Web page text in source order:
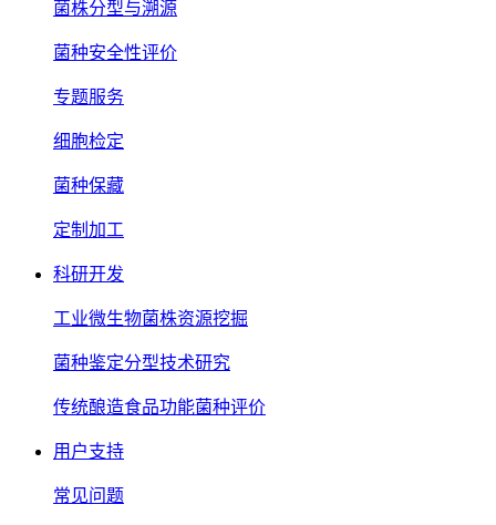
菌株分型与溯源
菌种安全性评价
专题服务
细胞检定
菌种保藏
定制加工
科研开发
工业微生物菌株资源挖掘
菌种鉴定分型技术研究
传统酿造食品功能菌种评价
用户支持
常见问题